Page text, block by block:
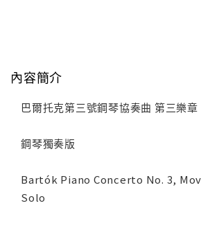
內容簡介
巴爾托克第三號鋼琴協奏曲 第三樂章
鋼琴獨奏版
Bartók Piano Concerto No. 3,
Solo